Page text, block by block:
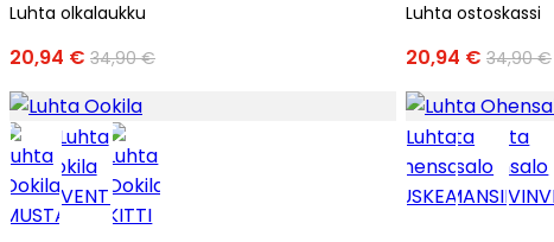
Luhta olkalaukku
20,94 € 34,90 €
Luhta ostoskassi
20,94 € 34,90 €